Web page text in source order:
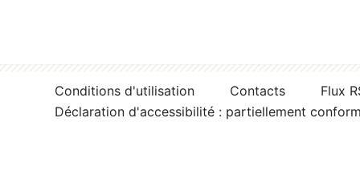
Conditions d'utilisation Contacts
Flux
Déclaration d'accessibilité : partiellement